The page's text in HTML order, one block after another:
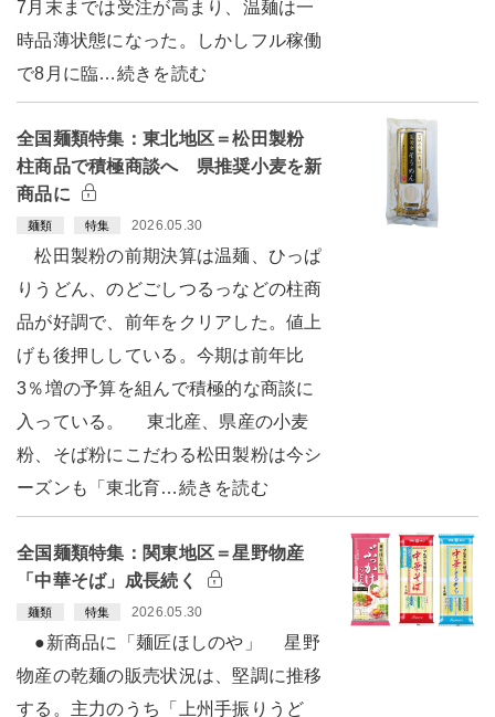
7月末までは受注が高まり、温麺は一
時品薄状態になった。しかしフル稼働
で8月に臨…続きを読む
全国麺類特集：東北地区＝松田製粉
柱商品で積極商談へ 県推奨小麦を新
商品に
麺類 特集 2026.05.30
松田製粉の前期決算は温麺、ひっぱ
りうどん、のどごしつるっなどの柱商
品が好調で、前年をクリアした。値上
げも後押ししている。今期は前年比
3％増の予算を組んで積極的な商談に
入っている。 東北産、県産の小麦
粉、そば粉にこだわる松田製粉は今シ
ーズンも「東北育…続きを読む
全国麺類特集：関東地区＝星野物産
「中華そば」成長続く
麺類 特集 2026.05.30
●新商品に「麺匠ほしのや」 星野
物産の乾麺の販売状況は、堅調に推移
する。主力のうち「上州手振りうど